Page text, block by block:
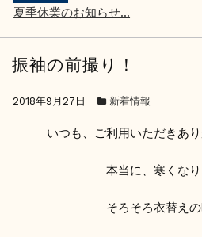
夏季休業のお知らせ...
振袖の前撮り！
2018年9月27日 新着情報
いつも、ご利用いただきあり
本当に、寒くな
そろそろ衣替え